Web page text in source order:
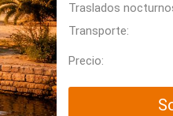
Traslados
Transporte:
Precio: